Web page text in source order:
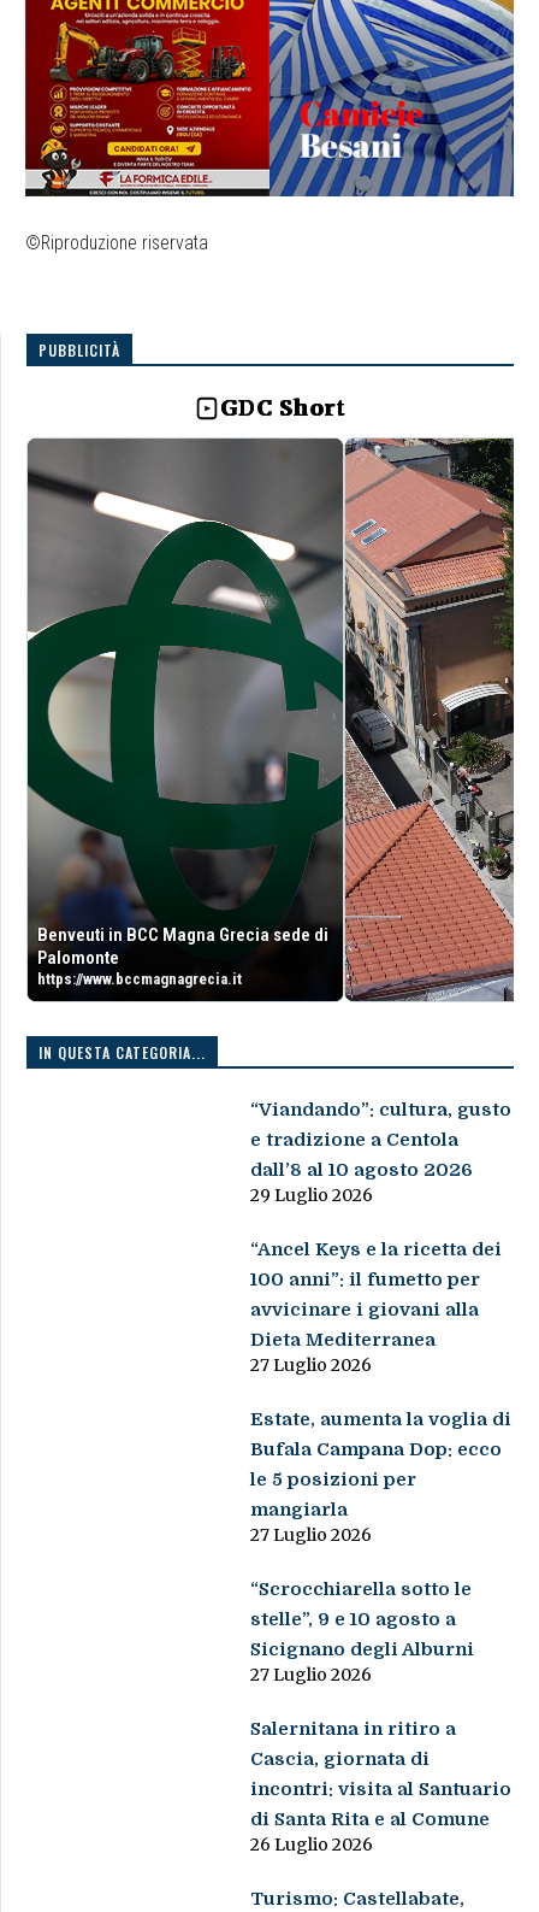
©Riproduzione riservata
PUBBLICITÀ
GDC Short
Benveuti in BCC Magna Grecia sede di
Palomonte
https://www.bccmagnagrecia.it
IN QUESTA CATEGORIA...
“Viandando”: cultura, gusto
e tradizione a Centola
dall’8 al 10 agosto 2026
29 Luglio 2026
“Ancel Keys e la ricetta dei
100 anni”: il fumetto per
avvicinare i giovani alla
Dieta Mediterranea
27 Luglio 2026
Estate, aumenta la voglia di
Bufala Campana Dop: ecco
le 5 posizioni per
mangiarla
27 Luglio 2026
“Scrocchiarella sotto le
stelle”, 9 e 10 agosto a
Sicignano degli Alburni
27 Luglio 2026
Salernitana in ritiro a
Cascia, giornata di
incontri: visita al Santuario
di Santa Rita e al Comune
26 Luglio 2026
Turismo: Castellabate,